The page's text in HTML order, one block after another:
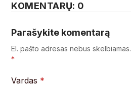
KOMENTARŲ: 0
Parašykite komentarą
El. pašto adresas nebus skelbiamas.
*
Vardas *